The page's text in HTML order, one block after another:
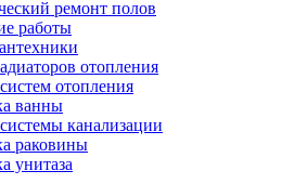
ремонт полов
работы
отопления
отопления
ванны
канализации
раковины
унитаза